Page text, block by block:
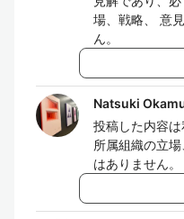
場、戦略、 意
ん。
Natsuki
投稿した内容
所属組織の立
はありません。